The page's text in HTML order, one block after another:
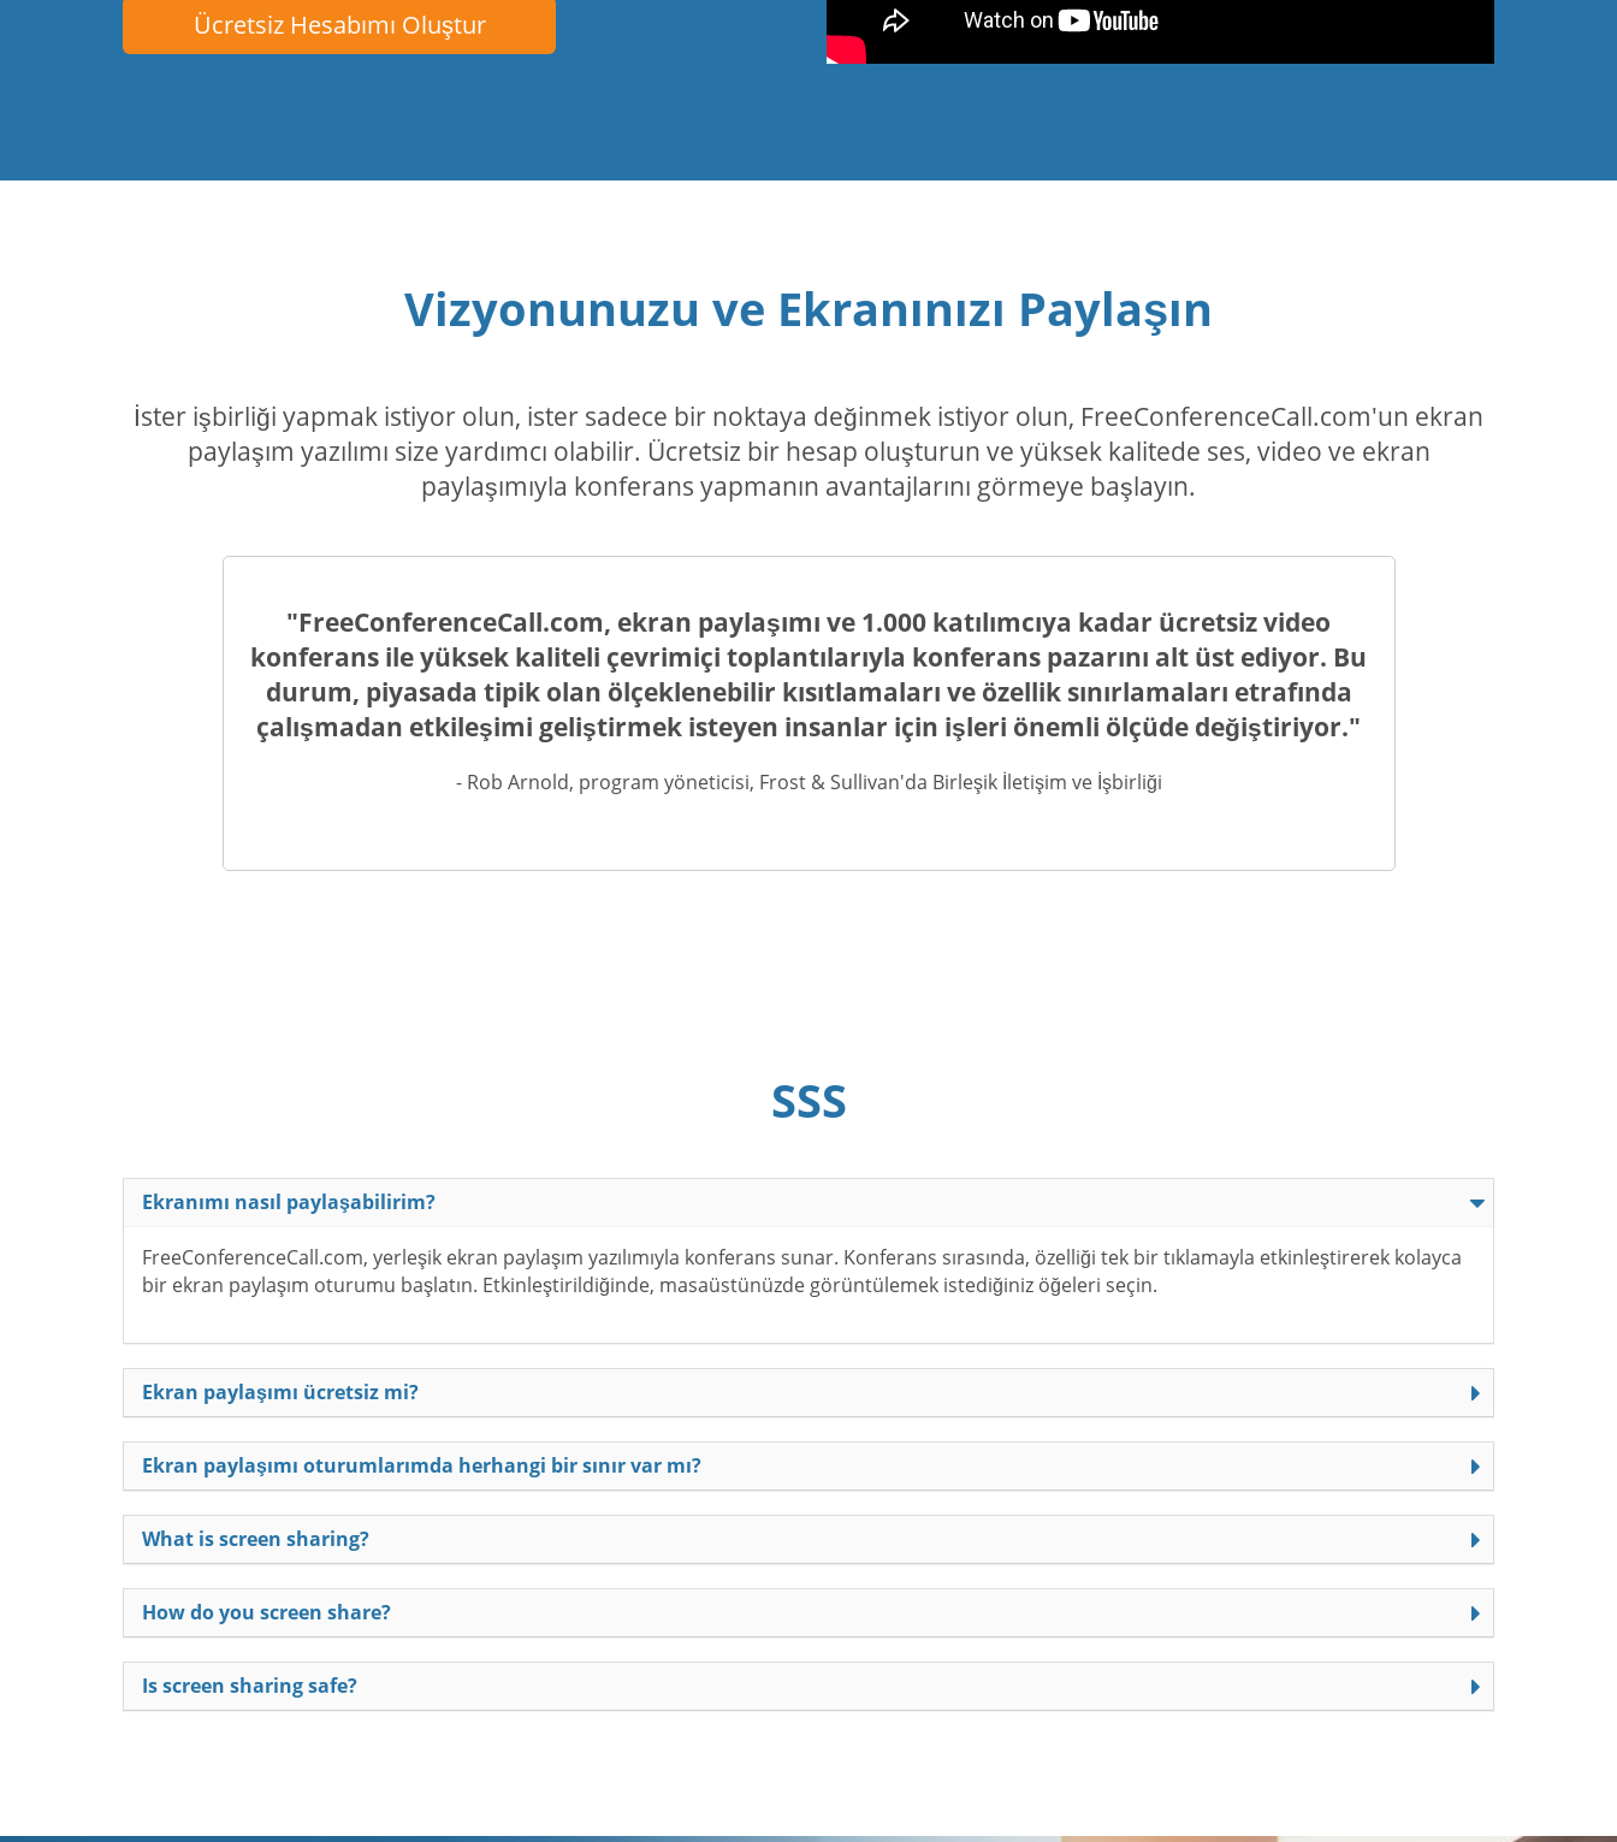
Ücretsiz Hesabımı Oluştur
Vizyonunuzu ve Ekranınızı Paylaşın
İster işbirliği yapmak istiyor olun, ister sadece bir noktaya değinmek istiyor olun, FreeConferenceCall.com'un ekran
paylaşım yazılımı size yardımcı olabilir. Ücretsiz bir hesap oluşturun ve yüksek kalitede ses, video ve ekran
paylaşımıyla konferans yapmanın avantajlarını görmeye başlayın.
"FreeConferenceCall.com, ekran paylaşımı ve 1.000 katılımcıya kadar ücretsiz video
konferans ile yüksek kaliteli çevrimiçi toplantılarıyla konferans pazarını alt üst ediyor. Bu
durum, piyasada tipik olan ölçeklenebilir kısıtlamaları ve özellik sınırlamaları etrafında
çalışmadan etkileşimi geliştirmek isteyen insanlar için işleri önemli ölçüde değiştiriyor."
- Rob Arnold, program yöneticisi, Frost & Sullivan'da Birleşik İletişim ve İşbirliği
SSS
Ekranımı nasıl paylaşabilirim?
FreeConferenceCall.com, yerleşik ekran paylaşım yazılımıyla konferans sunar. Konferans sırasında, özelliği tek bir tıklamayla etkinleştirerek kolayca
bir ekran paylaşım oturumu başlatın. Etkinleştirildiğinde, masaüstünüzde görüntülemek istediğiniz öğeleri seçin.
Ekran paylaşımı ücretsiz mi?
Ekran paylaşımı oturumlarımda herhangi bir sınır var mı?
What is screen sharing?
How do you screen share?
Is screen sharing safe?